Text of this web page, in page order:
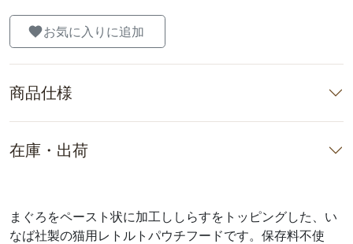
お気に入りに追加
商品仕様
在庫・出荷
まぐろをペースト状に加工ししらすをトッピングした、い
なば社製の猫用レトルトパウチフードです。保存料不使